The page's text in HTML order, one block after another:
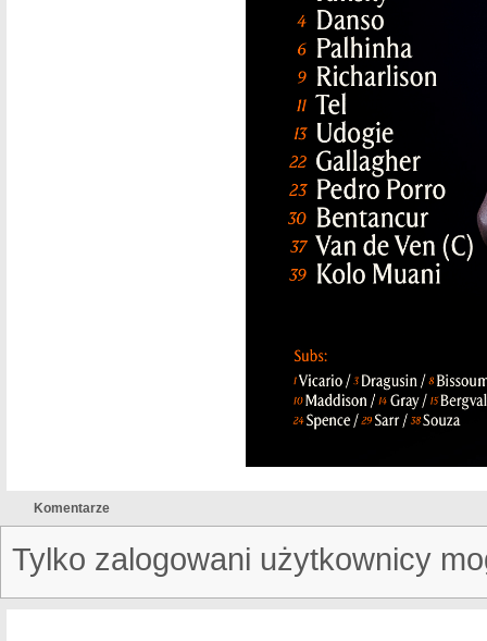
Komentarze
Tylko zalogowani użytkownicy